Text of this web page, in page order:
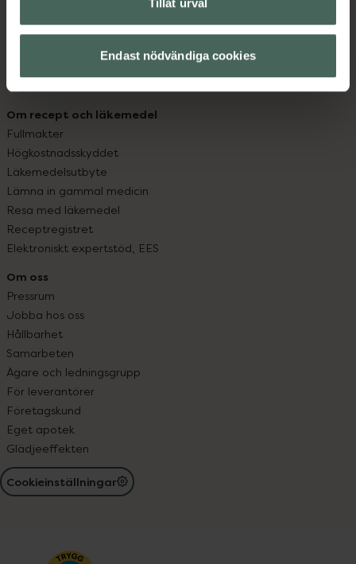
Tillåt urval
Endast nödvändiga cookies
Leverans, betalning och retur
Kundklubb
Köpvillkor
Om recept och läkemedel
Fullmakter
Högkostnadsskyddet
Läkemedelsutbyte
Lämna in gammal medicin
Resa med läkemedel
Receptregistret
Elektroniskt expertstöd, EES
Om oss
Pressrum
Jobba hos oss
Hållbarhet
Samarbeten
Ägare och ledningsgrupp
För leverantörer
Företagskund
Eget apotek
Glädjeeffekten
Cookieinställningar